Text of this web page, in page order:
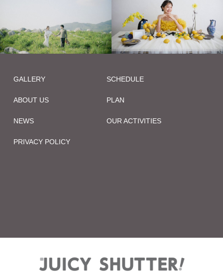
GALLERY
ABOUT US
NEWS
PRIVACY POLICY
SCHEDULE
PLAN
OUR ACTIVITIES